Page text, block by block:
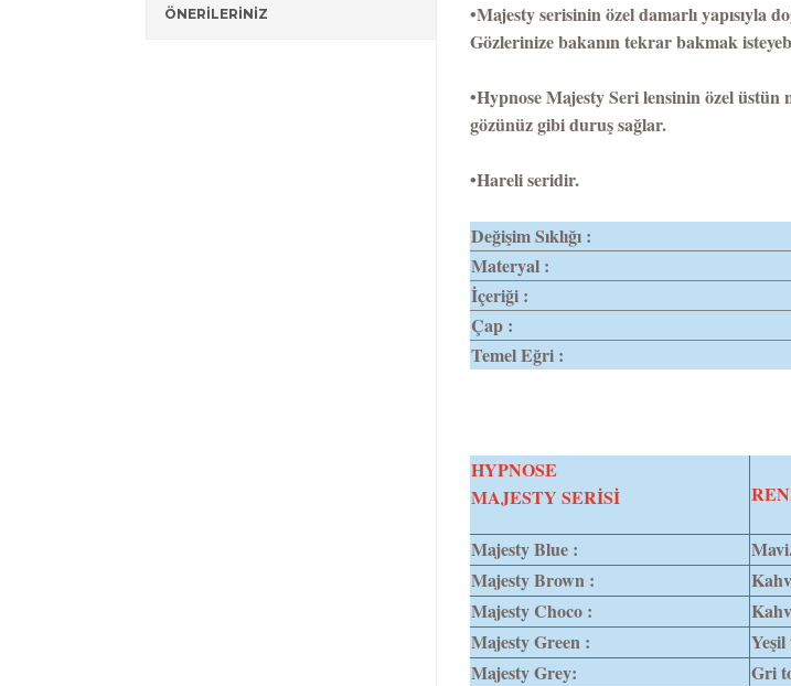
ÖNERİLERİNİZ
•Majesty serisinin özel damarlı yapısıyla
Gözlerinize bakanın tekrar bakmak
•Hypnose Majesty Seri lensinin özel
gözünüz gibi duruş sağlar.
•Hareli seridir.
Değişim Sıklığı :
Materyal :
İçeriği :
Çap :
Temel Eğri :
HYPNOSE
MAJESTY SERİSİ
Majesty Blue :
Majesty Brown :
Majesty Choco :
Majesty Green :
Majesty Grey:
Gri